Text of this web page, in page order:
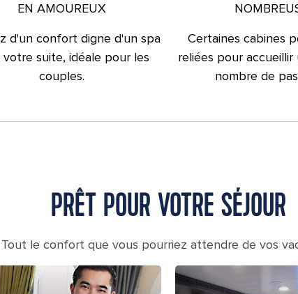
EN AMOUREUX
d'un confort digne d'un spa
votre suite, idéale pour les
couples.
Certaines cabines
reliées pour
nombre de
PRÊT POUR VOTRE SÉJOUR
Tout le confort que vous pourriez attendre de vos